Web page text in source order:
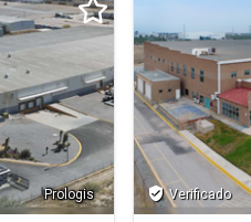
Prologis verified_user Verificado